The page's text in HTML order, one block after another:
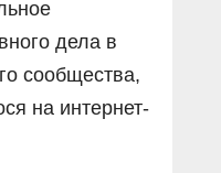
дела в
сообщества,
на интернет-